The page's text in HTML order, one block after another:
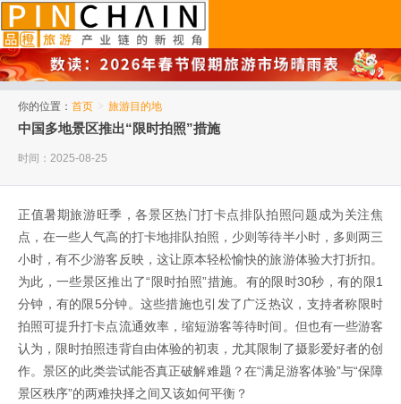
你的位置： 首页 > 旅游目的地
中国多地景区推出“限时拍照”措施
时间：2025-08-25
正值暑期旅游旺季，各景区热门打卡点排队拍照问题成为关注焦
点，在一些人气高的打卡地排队拍照，少则等待半小时，多则两三
小时，有不少游客反映，这让原本轻松愉快的旅游体验大打折扣。
为此，一些景区推出了“限时拍照”措施。有的限时30秒，有的限1
分钟，有的限5分钟。这些措施也引发了广泛热议，支持者称限时
拍照可提升打卡点流通效率，缩短游客等待时间。但也有一些游客
认为，限时拍照违背自由体验的初衷，尤其限制了摄影爱好者的创
作。景区的此类尝试能否真正破解难题？在“满足游客体验”与“保障
景区秩序”的两难抉择之间又该如何平衡？